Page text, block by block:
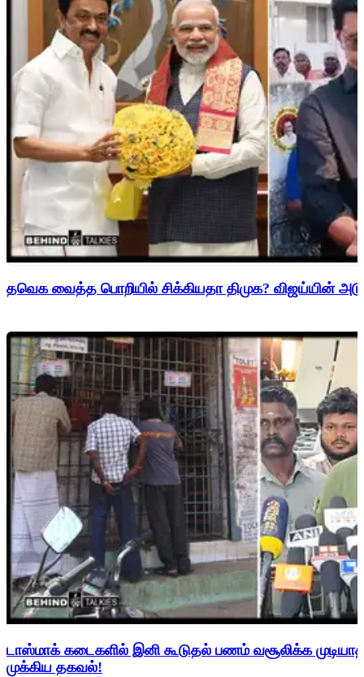
தவெக வைத்த பொறியில் சிக்கியதா திமுக? விஜய்யின்
டாஸ்மாக் கடைகளில் இனி கூடுதல் பணம் வசூலிக்க
முக்கிய தகவல்!